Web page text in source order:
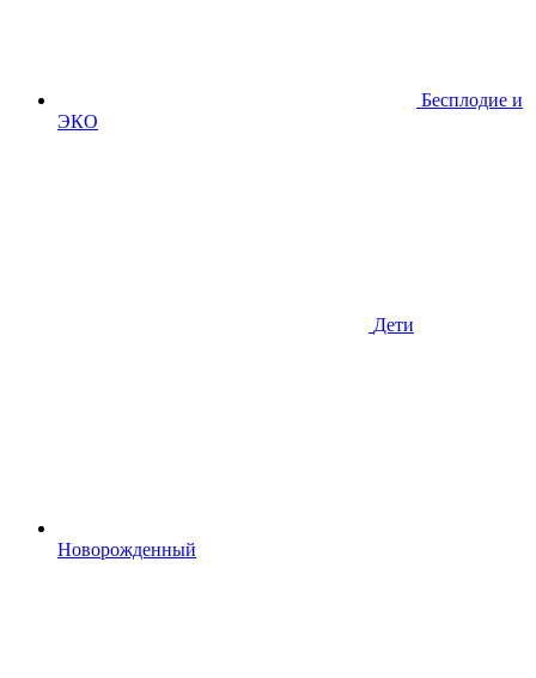
Бесплодие и
ЭКО
Дети
Новорожденный